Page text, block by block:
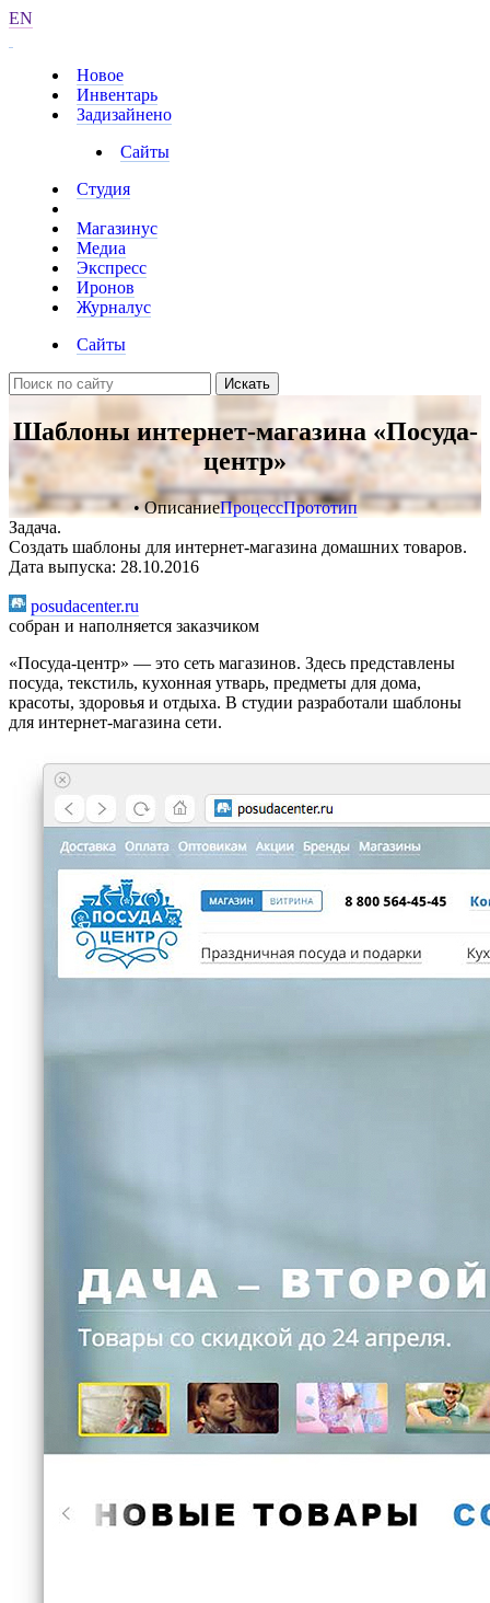
EN
Новое
Инвентарь
Задизайнено
Сайты
Студия
Магазинус
Медиа
Экспресс
Иронов
Журналус
Сайты
Искать
Шаблоны интернет-магазина «Посуда-
центр»
• ОписаниеПроцессПрототип
Задача.
Создать шаблоны для интернет-магазина домашних товаров.
Дата выпуска: 28.10.2016
posudacenter.ru
собран и наполняется заказчиком
«Посуда-центр» — это сеть магазинов. Здесь представлены
посуда, текстиль, кухонная утварь, предметы для дома,
красоты, здоровья и отдыха. В студии разработали шаблоны
для интернет-магазина сети.